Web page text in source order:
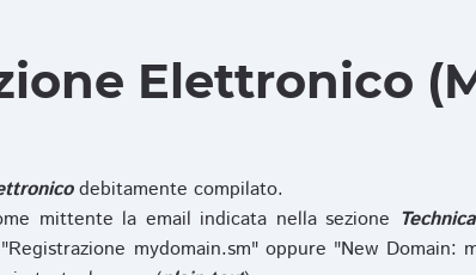
Elettronico
debitamente compilato.
mittente la email indicata nella sezione
mydomain.sm" oppure "New Domain: